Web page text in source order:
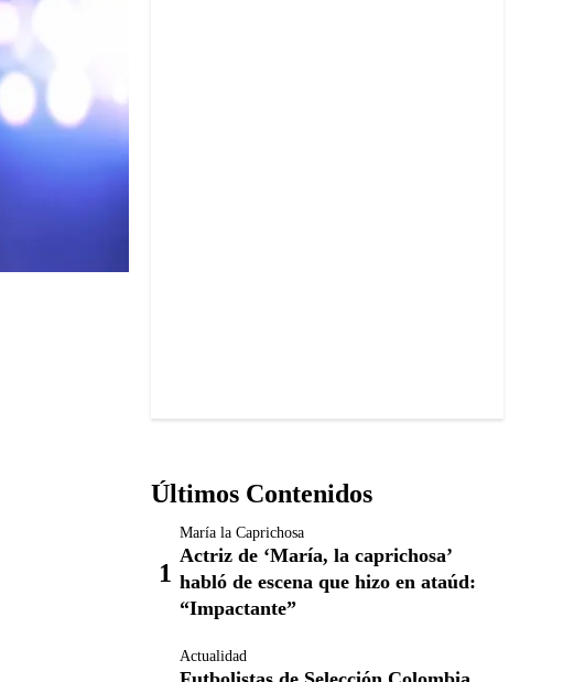
Últimos Contenidos
María la Caprichosa
Actriz de ‘María, la caprichosa’
habló de escena que hizo en ataúd:
“Impactante”
Actualidad